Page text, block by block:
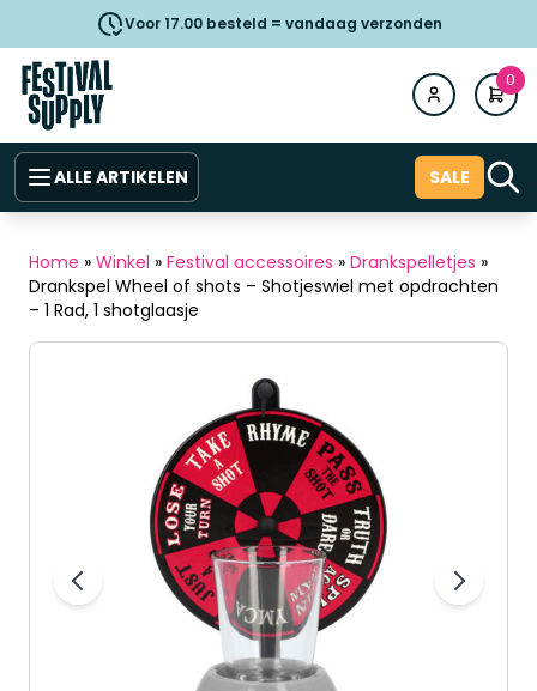
Voor 17.00 besteld = vandaag verzonden
0
ALLE ARTIKELEN SALE
Home » Winkel » Festival accessoires » Drankspelletjes »
Drankspel Wheel of shots – Shotjeswiel met opdrachten
– 1 Rad, 1 shotglaasje